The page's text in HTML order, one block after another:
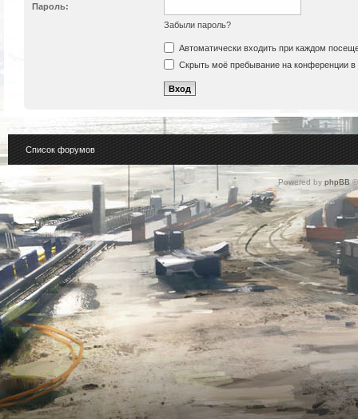
Пароль:
Забыли пароль?
Автоматически входить при каждом
Скрыть моё пребывание на конференции в
Список форумов
Powered by phpBB©